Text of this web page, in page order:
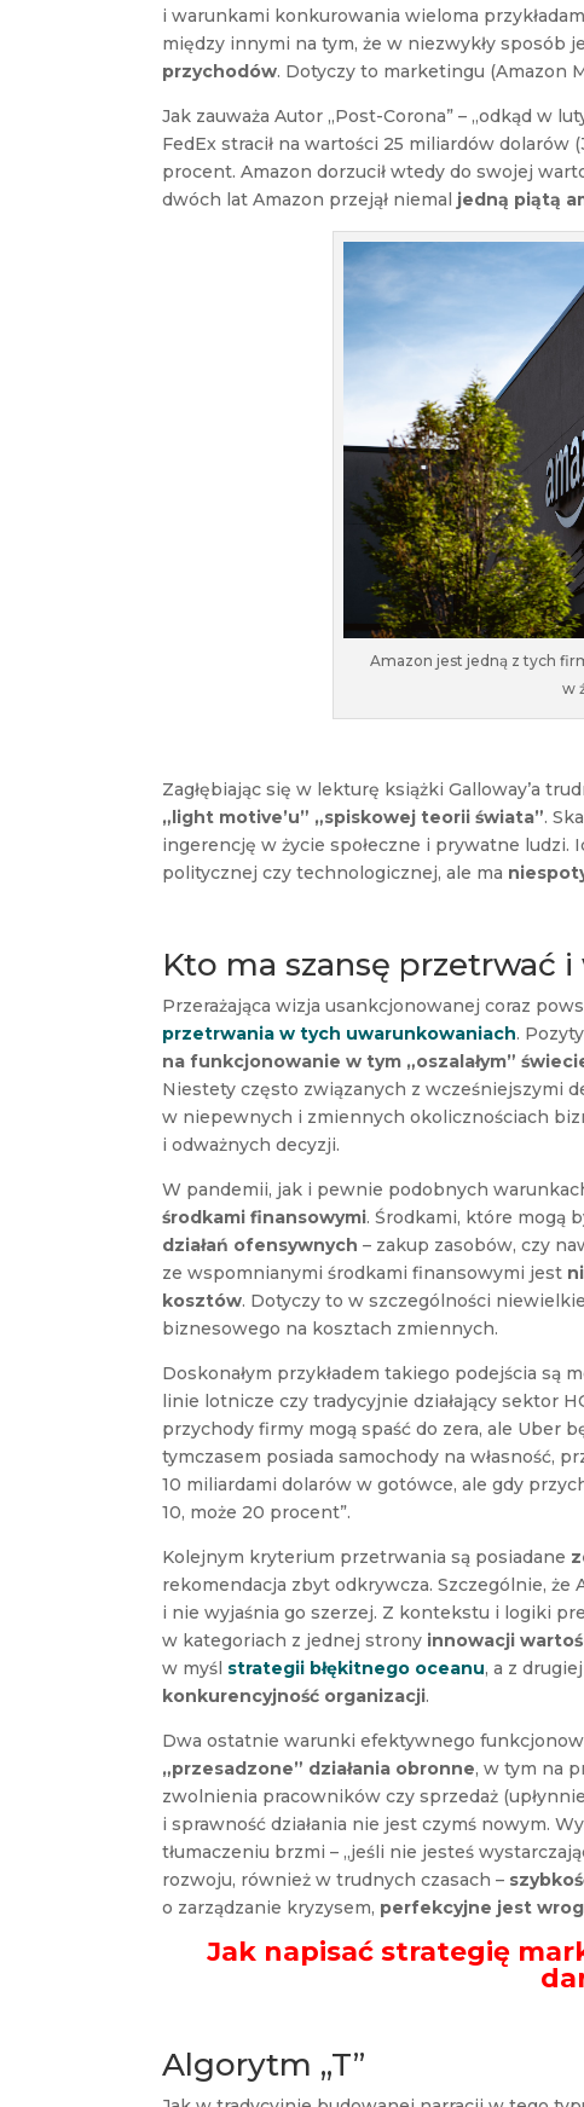
i warunkami konkurowania wieloma
między innymi na tym, że w niezwykły sposób
przychodów. Dotyczy to marketingu (Amazon
Jak zauważa Autor „Post-Corona” – „odkąd w
FedEx stracił na wartości 25 miliardów dolarów
procent. Amazon dorzucił wtedy do swojej
dwóch lat Amazon przejął niemal jedną piątą
Amazon jest jedną z tych
w
Zagłębiając się w lekturę książki Galloway’a
„light motive’u” „spiskowej teorii świata”.
ingerencję w życie społeczne i prywatne
politycznej czy technologicznej, ale ma
Kto ma szansę przetrwać
Przerażająca wizja usankcjonowanej coraz
przetrwania w tych uwarunkowaniach.
na funkcjonowanie w tym „oszalałym”
Niestety często związanych z wcześniejszymi
w niepewnych i zmiennych okolicznościach
i odważnych decyzji.
W pandemii, jak i pewnie podobnych
środkami finansowymi. Środkami, które mogą
działań ofensywnych – zakup zasobów, czy
ze wspomnianymi środkami finansowymi jest
kosztów. Dotyczy to w szczególności
biznesowego na kosztach zmiennych.
Doskonałym przykładem takiego podejścia są
linie lotnicze czy tradycyjnie działający sektor
przychody firmy mogą spaść do zera, ale Uber
tymczasem posiada samochody na własność,
10 miliardami dolarów w gotówce, ale gdy
10, może 20 procent”.
Kolejnym kryterium przetrwania są posiadane
rekomendacja zbyt odkrywcza. Szczególnie,
i nie wyjaśnia go szerzej. Z kontekstu i logiki
w kategoriach z jednej strony innowacji
w myśl strategii błękitnego oceanu, a z
konkurencyjność organizacji.
Dwa ostatnie warunki efektywnego
„przesadzone” działania obronne, w tym na
zwolnienia pracowników czy sprzedaż
i sprawność działania nie jest czymś nowym.
tłumaczeniu brzmi – „jeśli nie jesteś
rozwoju, również w trudnych czasach –
o zarządzanie kryzysem, perfekcyjne jest
Jak napisać strategię
Algorytm „T”